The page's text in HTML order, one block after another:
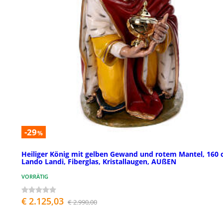
-29%
Heiliger König mit gelben Gewand und rotem Mantel, 160
Lando Landi, Fiberglas, Kristallaugen, AUßEN
VORRÄTIG
€ 2.125,03 € 2.990,00